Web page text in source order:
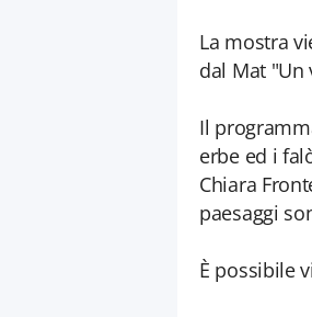
La mostra
dal Mat "Un
Il
erbe ed i
Chiara
paesaggi
È possibile